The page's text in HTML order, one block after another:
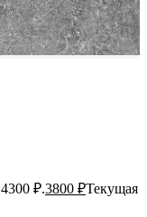
₽.3800 ₽Текущая